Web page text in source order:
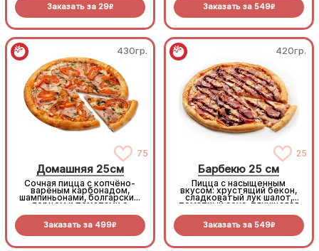
Заказать за 29R Заказать за 549R
430гр.
75
Домашняя 25см
Сочная пицца с копчёно-
варёным карбонадом,
шампиньонами, болгарским
перцем и томатами с
Заказать за 499R
420гр.
25
Барбекю 25 см
Пицца с насыщенным
вкусом: хрустящий бекон,
сладковатый лук шалот,
томатный соус, тянущаяся
прянный соус барбекю.
Заказать за 549R